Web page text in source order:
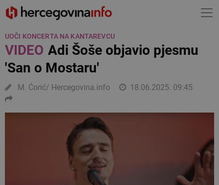
UOČI KONCERTA NA KANTAREVCU
VIDEOAdi Šoše objavio pjesmu
'San o Mostaru'
M. Ćorić/ Hercegovina.info 18.06.2025. 09:45